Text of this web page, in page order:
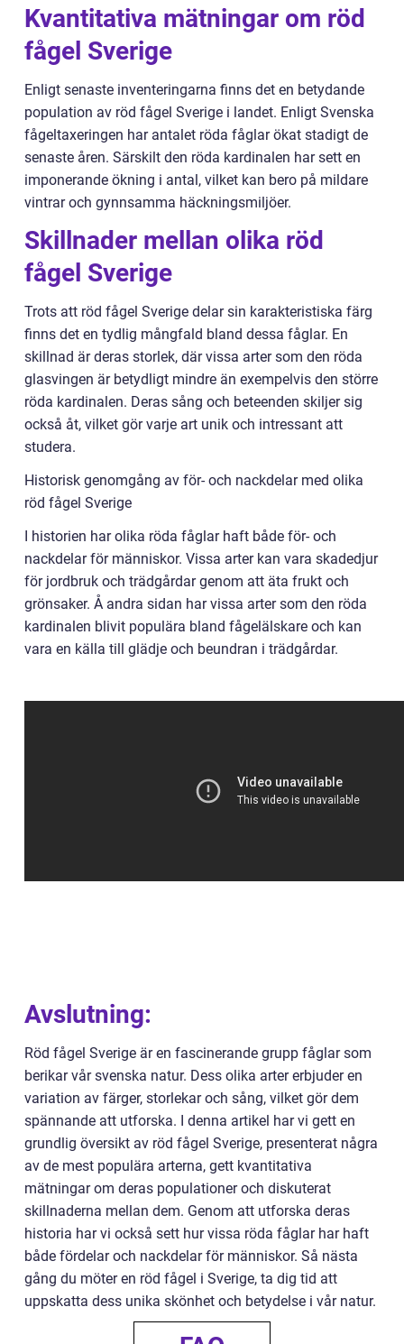
Kvantitativa mätningar om röd
fågel Sverige
Enligt senaste inventeringarna finns det en betydande
population av röd fågel Sverige i landet. Enligt Svenska
fågeltaxeringen har antalet röda fåglar ökat stadigt de
senaste åren. Särskilt den röda kardinalen har sett en
imponerande ökning i antal, vilket kan bero på mildare
vintrar och gynnsamma häckningsmiljöer.
Skillnader mellan olika röd
fågel Sverige
Trots att röd fågel Sverige delar sin karakteristiska färg
finns det en tydlig mångfald bland dessa fåglar. En
skillnad är deras storlek, där vissa arter som den röda
glasvingen är betydligt mindre än exempelvis den större
röda kardinalen. Deras sång och beteenden skiljer sig
också åt, vilket gör varje art unik och intressant att
studera.
Historisk genomgång av för- och nackdelar med olika
röd fågel Sverige
I historien har olika röda fåglar haft både för- och
nackdelar för människor. Vissa arter kan vara skadedjur
för jordbruk och trädgårdar genom att äta frukt och
grönsaker. Å andra sidan har vissa arter som den röda
kardinalen blivit populära bland fågelälskare och kan
vara en källa till glädje och beundran i trädgårdar.
Avslutning:
Röd fågel Sverige är en fascinerande grupp fåglar som
berikar vår svenska natur. Dess olika arter erbjuder en
variation av färger, storlekar och sång, vilket gör dem
spännande att utforska. I denna artikel har vi gett en
grundlig översikt av röd fågel Sverige, presenterat några
av de mest populära arterna, gett kvantitativa
mätningar om deras populationer och diskuterat
skillnaderna mellan dem. Genom att utforska deras
historia har vi också sett hur vissa röda fåglar har haft
både fördelar och nackdelar för människor. Så nästa
gång du möter en röd fågel i Sverige, ta dig tid att
uppskatta dess unika skönhet och betydelse i vår natur.